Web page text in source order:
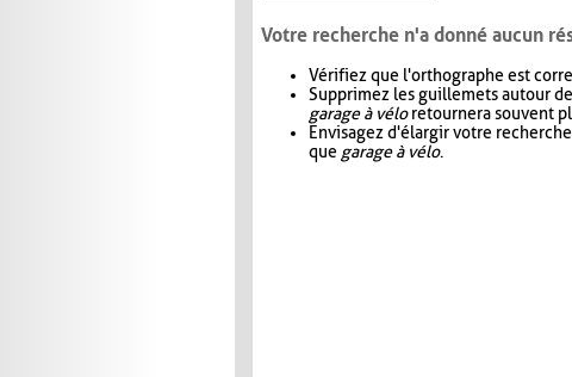
Votre recherche n'a donné aucun
Vérifiez que l'orthographe est
Supprimez les guillemets autour
garage à véloretournera souvent
Envisagez d'élargir votre
que garage à vélo.